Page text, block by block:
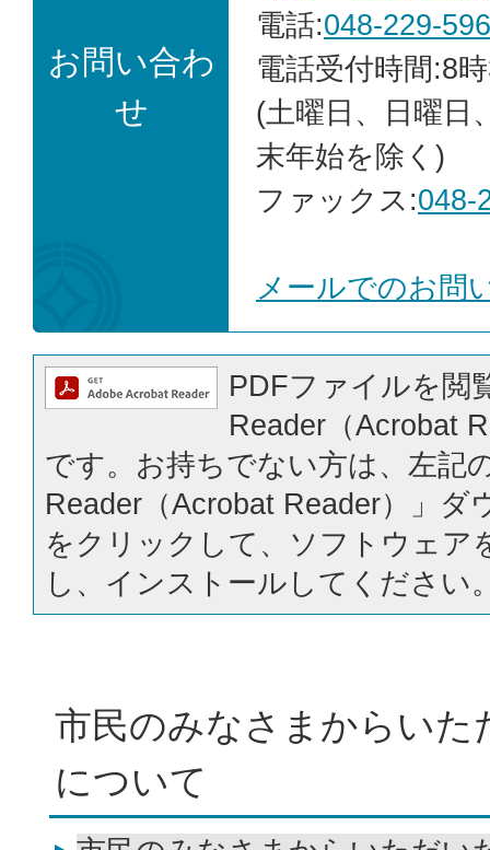
お問い合わ
せ
電話:048-229-
電話受付時間:8
(土曜日、日曜日
末年始を除く)
ファックス:048-
メールでのお問
PDFファイルを閲
Reader（Acrobat
です。お持ちでない方は、左記
Reader（Acrobat Reader）」ダ
をクリックして、ソフトウェア
し、インストールしてください
市民のみなさまからいた
について